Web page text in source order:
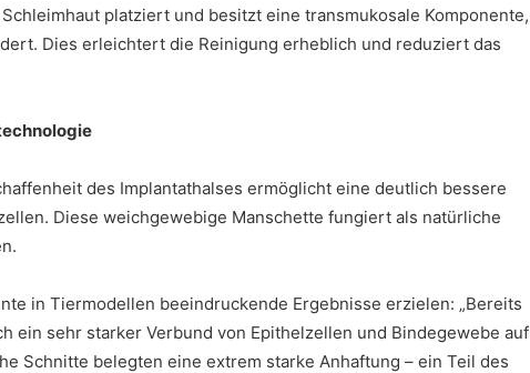
platziert und besitzt eine transmukosale Komponente,
Dies erleichtert die Reinigung erheblich und reduziert das
des Implantathalses ermöglicht eine deutlich bessere
Diese weichgewebige Manschette fungiert als natürliche
in Tiermodellen beeindruckende Ergebnisse erzielen: „Bereits
ein sehr starker Verbund von Epithelzellen und Bindegewebe auf
Schnitte belegten eine extrem starke Anhaftung – ein Teil des